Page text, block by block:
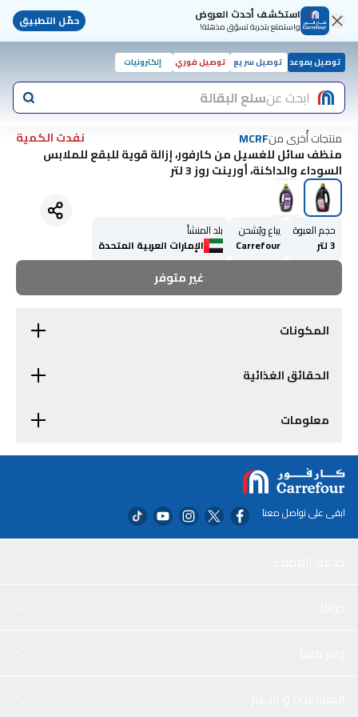
استكشف أحدث العروض
واستمتع بتجربة تسوّق مذهلة! حمّل التطبيق
توصيل بموعد توصيل سريع توصيل فوري إلكترونيات
ابحث عنسلع البقالة
منتجات أُخرى منMCRF
نفدت الكمية
منظف سائل للغسيل من كارفور، إزالة قوية للبقع للملابس
السوداء والداكنة، أورينت روز 3 لتر
حجم العبوة
3 لتر
يباع ويُشحن
Carrefour
بلد المنشأ
الإمارات العربية المتحدة
غير متوفر
المكونات
الحقائق الغذائية
معلومات
ابقى على تواصل معنا